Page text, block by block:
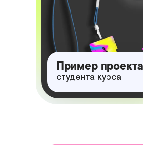
Пример проекта
студента курса